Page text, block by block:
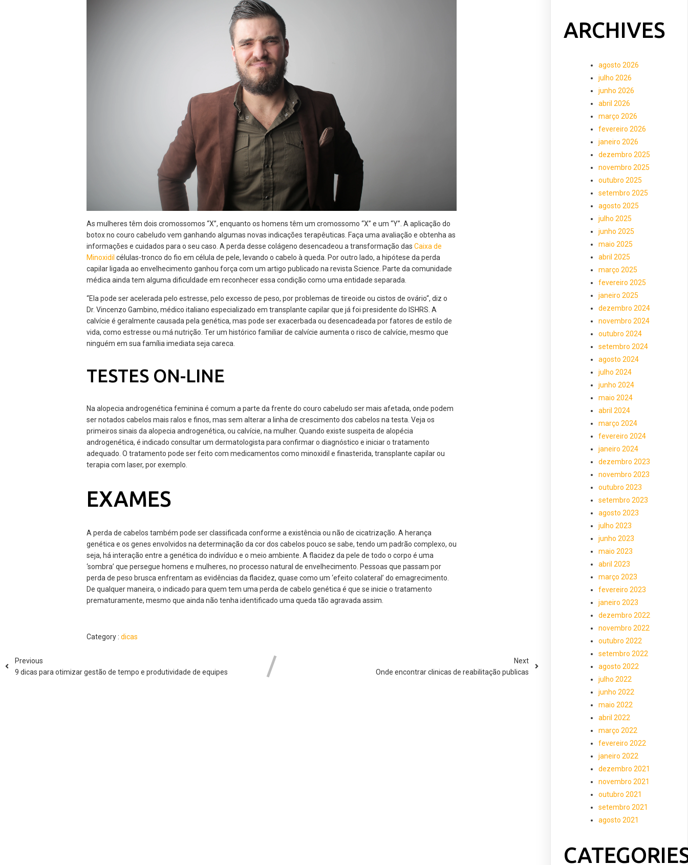
As mulheres têm dois cromossomos “X”, enquanto os homens têm um cromossomo “X” e um “Y”. A aplicação do
botox no couro cabeludo vem ganhando algumas novas indicações terapêuticas. Faça uma avaliação e obtenha as
informações e cuidados para o seu caso. A perda desse colágeno desencadeou a transformação dasCaixa de
Minoxidil células-tronco do fio em célula de pele, levando o cabelo à queda. Por outro lado, a hipótese da perda
capilar ligada ao envelhecimento ganhou força com um artigo publicado na revista Science. Parte da comunidade
médica ainda tem alguma dificuldade em reconhecer essa condição como uma entidade separada.
“Ela pode ser acelerada pelo estresse, pelo excesso de peso, por problemas de tireoide ou cistos de ovário“, diz o
Dr. Vincenzo Gambino, médico italiano especializado em transplante capilar que já foi presidente do ISHRS. A
calvície é geralmente causada pela genética, mas pode ser exacerbada ou desencadeada por fatores de estilo de
vida, como estresse ou má nutrição. Ter um histórico familiar de calvície aumenta o risco de calvície, mesmo que
ninguém em sua família imediata seja careca.
TESTES ON-LINE
Na alopecia androgenética feminina é comum a parte da frente do couro cabeludo ser mais afetada, onde podem
ser notados cabelos mais ralos e finos, mas sem alterar a linha de crescimento dos cabelos na testa. Veja os
primeiros sinais da alopecia androgenética, ou calvície, na mulher. Quando existe suspeita de alopécia
androgenética, é indicado consultar um dermatologista para confirmar o diagnóstico e iniciar o tratamento
adequado. O tratamento pode ser feito com medicamentos como minoxidil e finasterida, transplante capilar ou
terapia com laser, por exemplo.
EXAMES
A perda de cabelos também pode ser classificada conforme a existência ou não de cicatrização. A herança
genética e os genes envolvidos na determinação da cor dos cabelos pouco se sabe, tendo um padrão complexo, ou
seja, há interação entre a genética do indivíduo e o meio ambiente. A flacidez da pele de todo o corpo é uma
‘sombra’ que persegue homens e mulheres, no processo natural de envelhecimento. Pessoas que passam por
perda de peso brusca enfrentam as evidências da flacidez, quase como um ‘efeito colateral’ do emagrecimento.
De qualquer maneira, o indicado para quem tem uma perda de cabelo genética é que se inicie o tratamento
prematuramente, mesmo que ainda não tenha identificado uma queda tão agravada assim.
Category : dicas
Previous
9 dicas para otimizar gestão de tempo e produtividade de equipes
Next
Onde encontrar clinicas de reabilitação publicas
ARCHIVES
agosto 2026
julho 2026
junho 2026
abril 2026
março 2026
fevereiro 2026
janeiro 2026
dezembro 2025
novembro 2025
outubro 2025
setembro 2025
agosto 2025
julho 2025
junho 2025
maio 2025
abril 2025
março 2025
fevereiro 2025
janeiro 2025
dezembro 2024
novembro 2024
outubro 2024
setembro 2024
agosto 2024
julho 2024
junho 2024
maio 2024
abril 2024
março 2024
fevereiro 2024
janeiro 2024
dezembro 2023
novembro 2023
outubro 2023
setembro 2023
agosto 2023
julho 2023
junho 2023
maio 2023
abril 2023
março 2023
fevereiro 2023
janeiro 2023
dezembro 2022
novembro 2022
outubro 2022
setembro 2022
agosto 2022
julho 2022
junho 2022
maio 2022
abril 2022
março 2022
fevereiro 2022
janeiro 2022
dezembro 2021
novembro 2021
outubro 2021
setembro 2021
agosto 2021